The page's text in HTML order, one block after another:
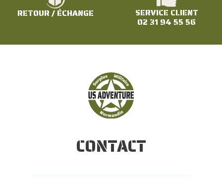
RETOUR / ÉCHANGE SERVICE CLIENT
02 31 94 55 56
CONTACT